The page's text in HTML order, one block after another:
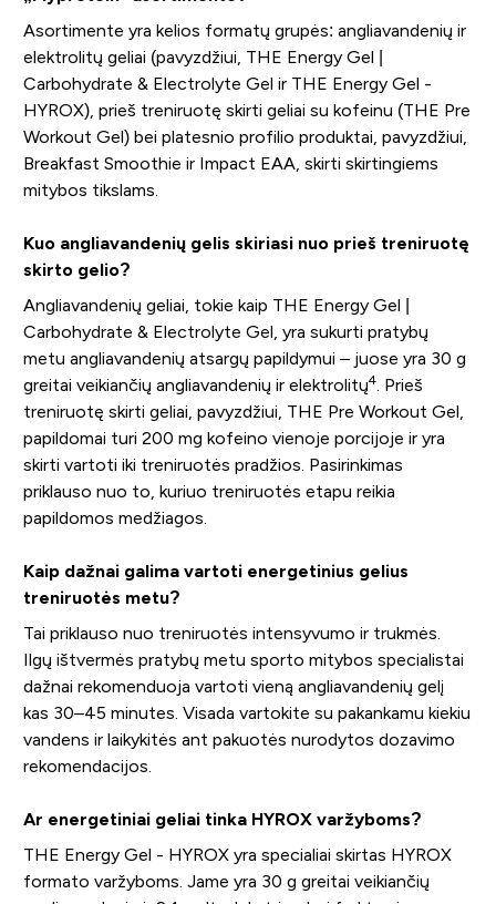
Asortimente yra kelios formatų grupės: angliavandenių ir
elektrolitų geliai (pavyzdžiui, THE Energy Gel |
Carbohydrate & Electrolyte Gel ir THE Energy Gel -
HYROX), prieš treniruotę skirti geliai su kofeinu (THE Pre
Workout Gel) bei platesnio profilio produktai, pavyzdžiui,
Breakfast Smoothie ir Impact EAA, skirti skirtingiems
mitybos tikslams.
Kuo angliavandenių gelis skiriasi nuo prieš treniruotę
skirto gelio?
Angliavandenių geliai, tokie kaip THE Energy Gel |
Carbohydrate & Electrolyte Gel, yra sukurti pratybų
metu angliavandenių atsargų papildymui – juose yra 30 g
greitai veikiančių angliavandenių ir elektrolitų4. Prieš
treniruotę skirti geliai, pavyzdžiui, THE Pre Workout Gel,
papildomai turi 200 mg kofeino vienoje porcijoje ir yra
skirti vartoti iki treniruotės pradžios. Pasirinkimas
priklauso nuo to, kuriuo treniruotės etapu reikia
papildomos medžiagos.
Kaip dažnai galima vartoti energetinius gelius
treniruotės metu?
Tai priklauso nuo treniruotės intensyvumo ir trukmės.
Ilgų ištvermės pratybų metu sporto mitybos specialistai
dažnai rekomenduoja vartoti vieną angliavandenių gelį
kas 30–45 minutes. Visada vartokite su pakankamu kiekiu
vandens ir laikykitės ant pakuotės nurodytos dozavimo
rekomendacijos.
Ar energetiniai geliai tinka HYROX varžyboms?
THE Energy Gel - HYROX yra specialiai skirtas HYROX
formato varžyboms. Jame yra 30 g greitai veikiančių